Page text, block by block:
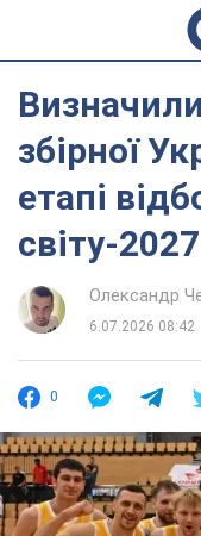
збірної
етапі
світу-
Олександр
6.07.2026 08:42
0